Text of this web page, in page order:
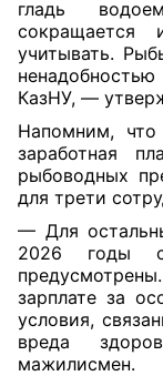
гладь
учитывать.
КазНУ, —
Напомним,
заработная
рыбоводных
для трети
— Для
2026 годы
зарплате за
условия,
вреда
мажилисмен.